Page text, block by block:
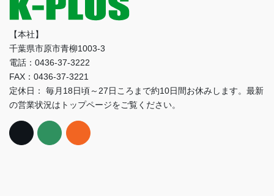
【本社】
千葉県市原市青柳1003-3
電話：0436-37-3222
FAX：0436-37-3221
定休日： 毎月18日頃～27日ころまで約10日間お休みします。最新
の営業状況はトップページをご覧ください。